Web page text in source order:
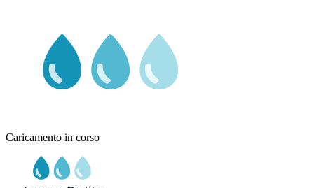
Caricamento in corso